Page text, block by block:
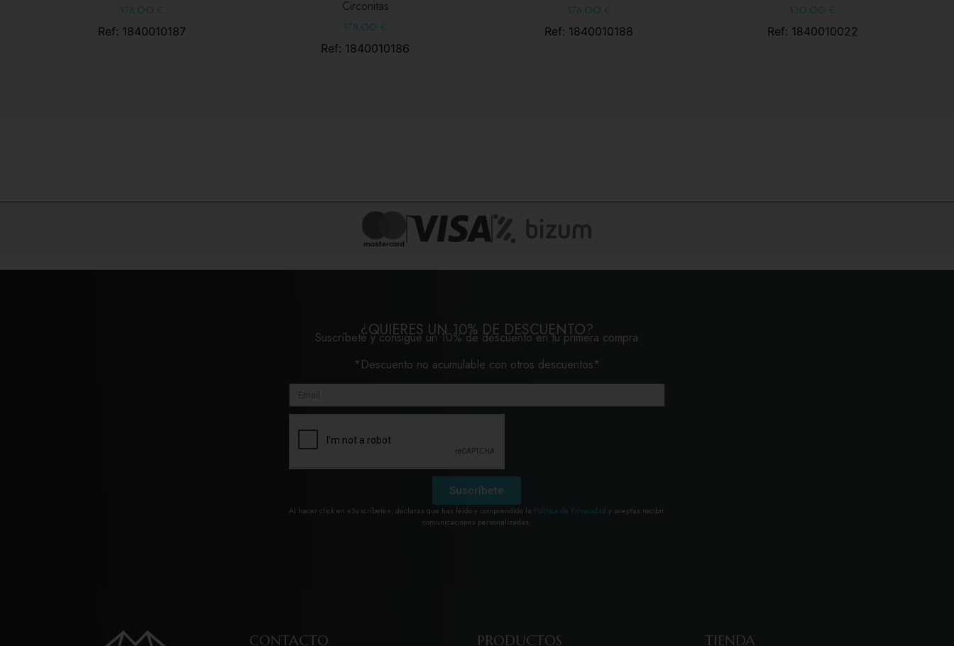
378,00 €
Ref: 1840010187
Circonitas
378,00 €
Ref: 1840010186
378,00 €
Ref: 1840010188
320,00 €
Ref: 1840010022
¿QUIERES UN 10% DE DESCUENTO?
Suscríbete y consigue un 10% de descuento en tu primera compra
*Descuento no acumulable con otros descuentos*
Suscríbete
Al hacer click en «Suscríbete», declaras que has leído y comprendido la Política de Privacidad y aceptas recibir
comunicaciones personalizadas.
CONTACTO PRODUCTOS TIENDA